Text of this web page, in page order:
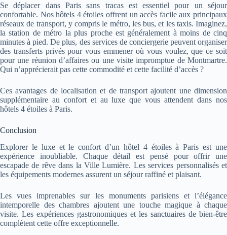
Se déplacer dans Paris sans tracas est essentiel pour un séjour
confortable. Nos hôtels 4 étoiles offrent un accès facile aux principaux
réseaux de transport, y compris le métro, les bus, et les taxis. Imaginez,
la station de métro la plus proche est généralement à moins de cinq
minutes à pied. De plus, des services de conciergerie peuvent organiser
des transferts privés pour vous emmener où vous voulez, que ce soit
pour une réunion d’affaires ou une visite impromptue de Montmartre.
Qui n’apprécierait pas cette commodité et cette facilité d’accès ?
Ces avantages de localisation et de transport ajoutent une dimension
supplémentaire au confort et au luxe que vous attendent dans nos
hôtels 4 étoiles à Paris.
Conclusion
Explorer le luxe et le confort d’un hôtel 4 étoiles à Paris est une
expérience inoubliable. Chaque détail est pensé pour offrir une
escapade de rêve dans la Ville Lumière. Les services personnalisés et
les équipements modernes assurent un séjour raffiné et plaisant.
Les vues imprenables sur les monuments parisiens et l’élégance
intemporelle des chambres ajoutent une touche magique à chaque
visite. Les expériences gastronomiques et les sanctuaires de bien-être
complètent cette offre exceptionnelle.